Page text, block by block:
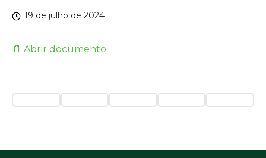
19 de julho de 2024
📄 Abrir documento